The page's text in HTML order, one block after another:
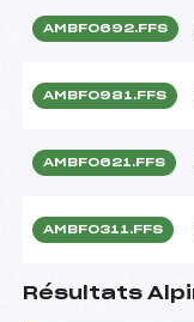
AMBF0692.FFS
AMBF0981.FFS
AMBF0621.FFS
AMBF0311.FFS
Résultats